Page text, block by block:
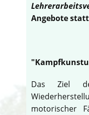
Angebote
Das Ziel
motorischer